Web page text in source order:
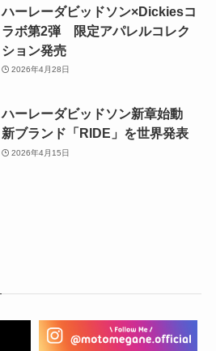
ハーレーダビッドソン×Dickiesコ
ラボ第2弾 限定アパレルコレク
ション発売
2026年4月28日
ハーレーダビッドソン新章始動
新ブランド「RIDE」を世界発表
2026年4月15日